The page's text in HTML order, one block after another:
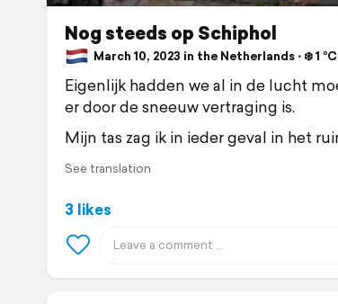
Nog steeds op Schiphol
March 10, 2023 in the Netherlands ⋅ ❄️ 1 °C
Eigenlijk hadden we al in de lucht
er door de sneeuw vertraging is.
Mijn tas zag ik in ieder geval in het
See translation
3 likes